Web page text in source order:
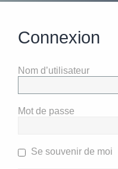
Connexion
Nom d’utilisateur
Mot de passe
Se souvenir de moi